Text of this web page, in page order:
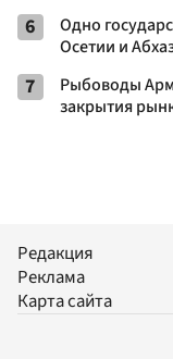
6
Одно
Осетии и
7
Рыбоводы
закрытия
Редакция
Реклама
Карта сайта